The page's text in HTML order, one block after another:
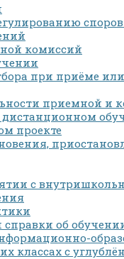
комиссий
при приёме
приемной и
проекте
с
об
классах с